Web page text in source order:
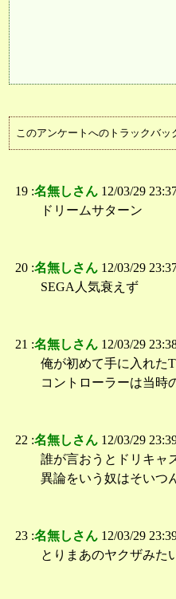
このアンケートへのトラックバッ
19 :名無しさん 12/03/29
ドリームサターン
20 :名無しさん 12/03/29
SEGA人気衰えず
21 :名無しさん 12/03/29
俺が初めて手に入れた
コントローラーは当時
22 :名無しさん 12/03/29
誰が言おうとドリキャ
異論をいう奴はそいつ
23 :名無しさん 12/03/29
とりまあのヤクザみた